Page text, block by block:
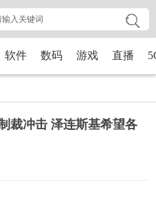
软件 数码 游戏 直播
裁冲击 泽连斯基希望各